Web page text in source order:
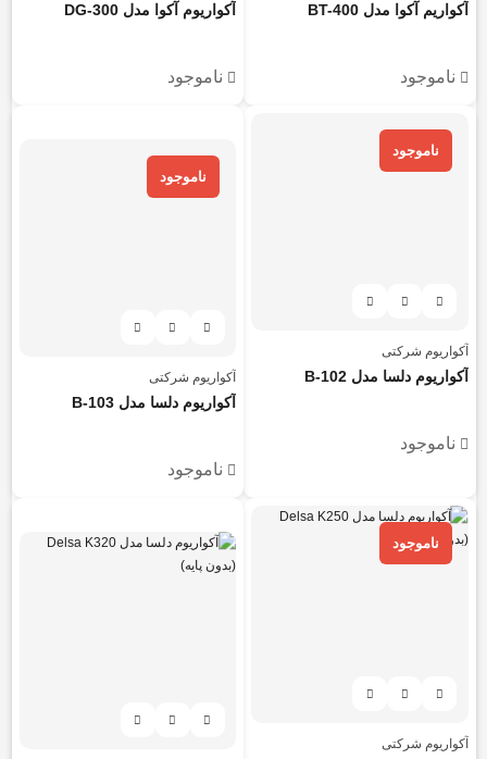
آکواریم آکوا مدل BT-400
ناموجود
آکواریوم آکوا مدل DG-300
ناموجود
ناموجود
آکواریوم شرکتی
آکواریوم دلسا مدل B-102
ناموجود
ناموجود
آکواریوم شرکتی
آکواریوم دلسا مدل B-103
ناموجود
ناموجود
آکواریوم شرکتی